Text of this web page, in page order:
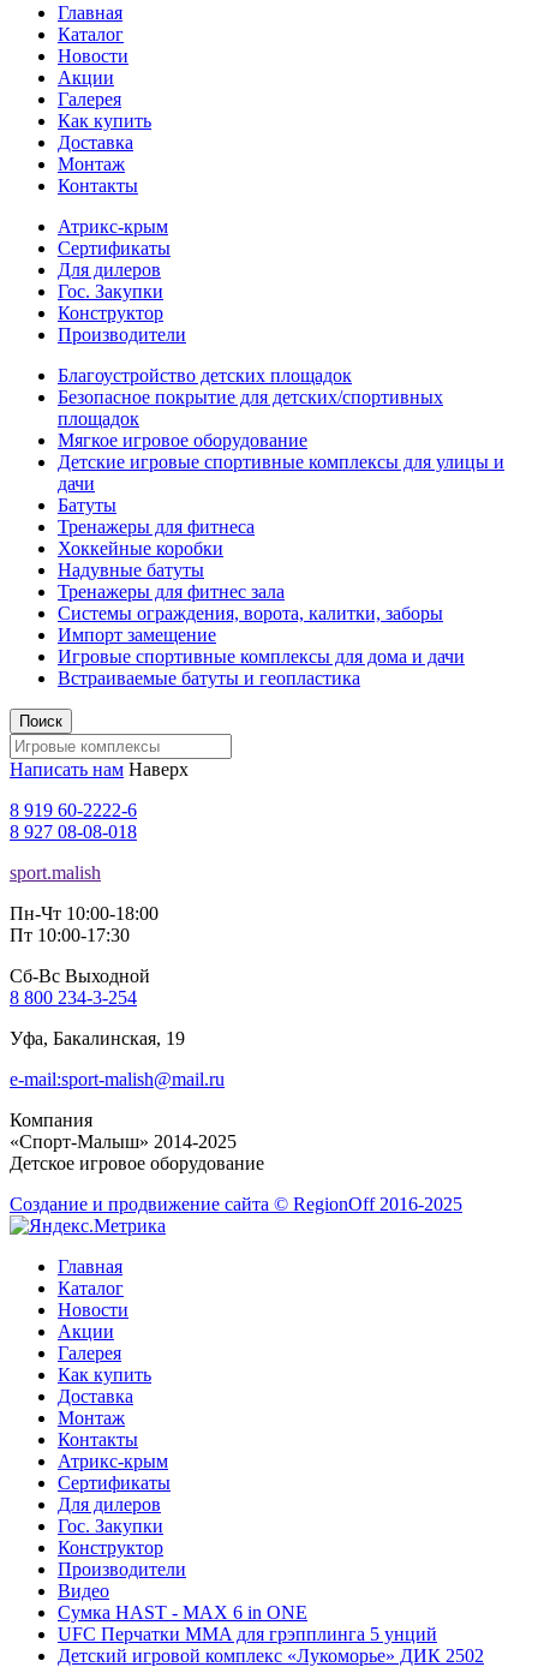
Главная
Каталог
Новости
Акции
Галерея
Как купить
Доставка
Монтаж
Контакты
Атрикс-крым
Сертификаты
Для дилеров
Гос. Закупки
Конструктор
Производители
Благоустройство детских площадок
Безопасное покрытие для детских/спортивных
площадок
Мягкое игровое оборудование
Детские игровые спортивные комплексы для улицы и
дачи
Батуты
Тренажеры для фитнеса
Хоккейные коробки
Надувные батуты
Тренажеры для фитнес зала
Системы ограждения, ворота, калитки, заборы
Импорт замещение
Игровые спортивные комплексы для дома и дачи
Встраиваемые батуты и геопластика
Поиск
Написать нам Наверх
8 919 60-2222-6
8 927 08-08-018
sport.malish
Пн-Чт 10:00-18:00
Пт 10:00-17:30
Сб-Вс Выходной
8 800 234-3-254
Уфа, Бакалинская, 19
e-mail:sport-malish@mail.ru
Компания
«Спорт-Малыш» 2014-2025
Детское игровое оборудование
Создание и продвижение сайта © RegionOff 2016-2025
Главная
Каталог
Новости
Акции
Галерея
Как купить
Доставка
Монтаж
Контакты
Атрикс-крым
Сертификаты
Для дилеров
Гос. Закупки
Конструктор
Производители
Видео
Сумка HAST - MAX 6 in ONE
UFC Перчатки MMA для грэпплинга 5 унций
Детский игровой комплекс «Лукоморье» ДИК 2502